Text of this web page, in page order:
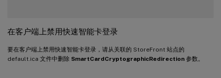
在客户端上禁用快速智能卡登录
要在客户端上禁用快速智能卡登录，请从关联的 StoreFront 站点的
default.ica 文件中删除 SmartCardCryptographicRedirection 参数。